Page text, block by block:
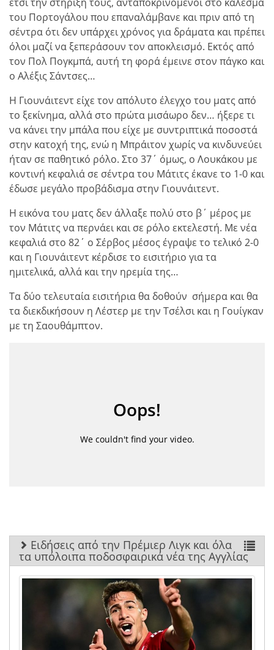
του Πορτογάλου που επαναλάμβανε και πριν από τη
σέντρα ότι δεν υπάρχει χρόνος για δράματα και πρέπει
όλοι μαζί να ξεπεράσουν τον αποκλεισμό. Εκτός από
τον Πολ Πογκμπά, αυτή τη φορά έμεινε στον πάγκο και
ο Αλέξις Σάντσες…
Η Γιουνάιτεντ είχε τον απόλυτο έλεγχο του ματς από
το ξεκίνημα, αλλά στο πρώτα μισάωρο δεν… ήξερε τι
να κάνει την μπάλα που είχε με συντριπτικά ποσοστά
στην κατοχή της, ενώ η Μπράιτον χωρίς να κινδυνεύει
ήταν σε παθητικό ρόλο. Στο 37΄ όμως, ο Λουκάκου με
κοντινή κεφαλιά σε σέντρα του Μάτιτς έκανε το 1-0 και
έδωσε μεγάλο προβάδισμα στην Γιουνάιτεντ.
Η εικόνα του ματς δεν άλλαξε πολύ στο β΄ μέρος με
τον Μάτιτς να περνάει και σε ρόλο εκτελεστή. Με νέα
κεφαλιά στο 82΄ ο Σέρβος μέσος έγραψε το τελικό 2-0
και η Γιουνάιτεντ κέρδισε το εισιτήριο για τα
ημιτελικά, αλλά και την ηρεμία της…
Τα δύο τελευταία εισιτήρια θα δοθούν σήμερα και θα
τα διεκδικήσουν η Λέστερ με την Τσέλσι και η Γουίγκαν
με τη Σαουθάμπτον.
Ειδήσεις από την Πρέμιερ Λιγκ και όλα
τα υπόλοιπα ποδοσφαιρικά νέα της Αγγλίας